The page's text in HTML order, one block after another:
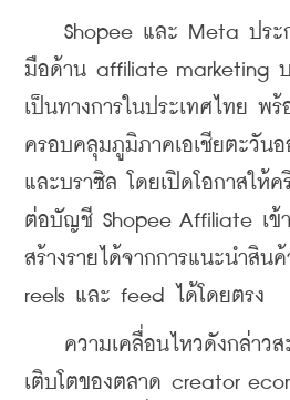
Shopee และ Meta ประก
มือด้าน affiliate marketing
เป็นทางการในประเทศไทย พร้
ครอบคลุมภูมิภาคเอเชียตะวัน
และบราซิล โดยเปิดโอกาสให้ค
ต่อบัญชี Shopee Affiliate เข้
สร้างรายได้จากการแนะนำสิน
reels และ feed ได้โดยตรง
ความเคลื่อนไหวดังกล่าวส
เติบโตของตลาด creator